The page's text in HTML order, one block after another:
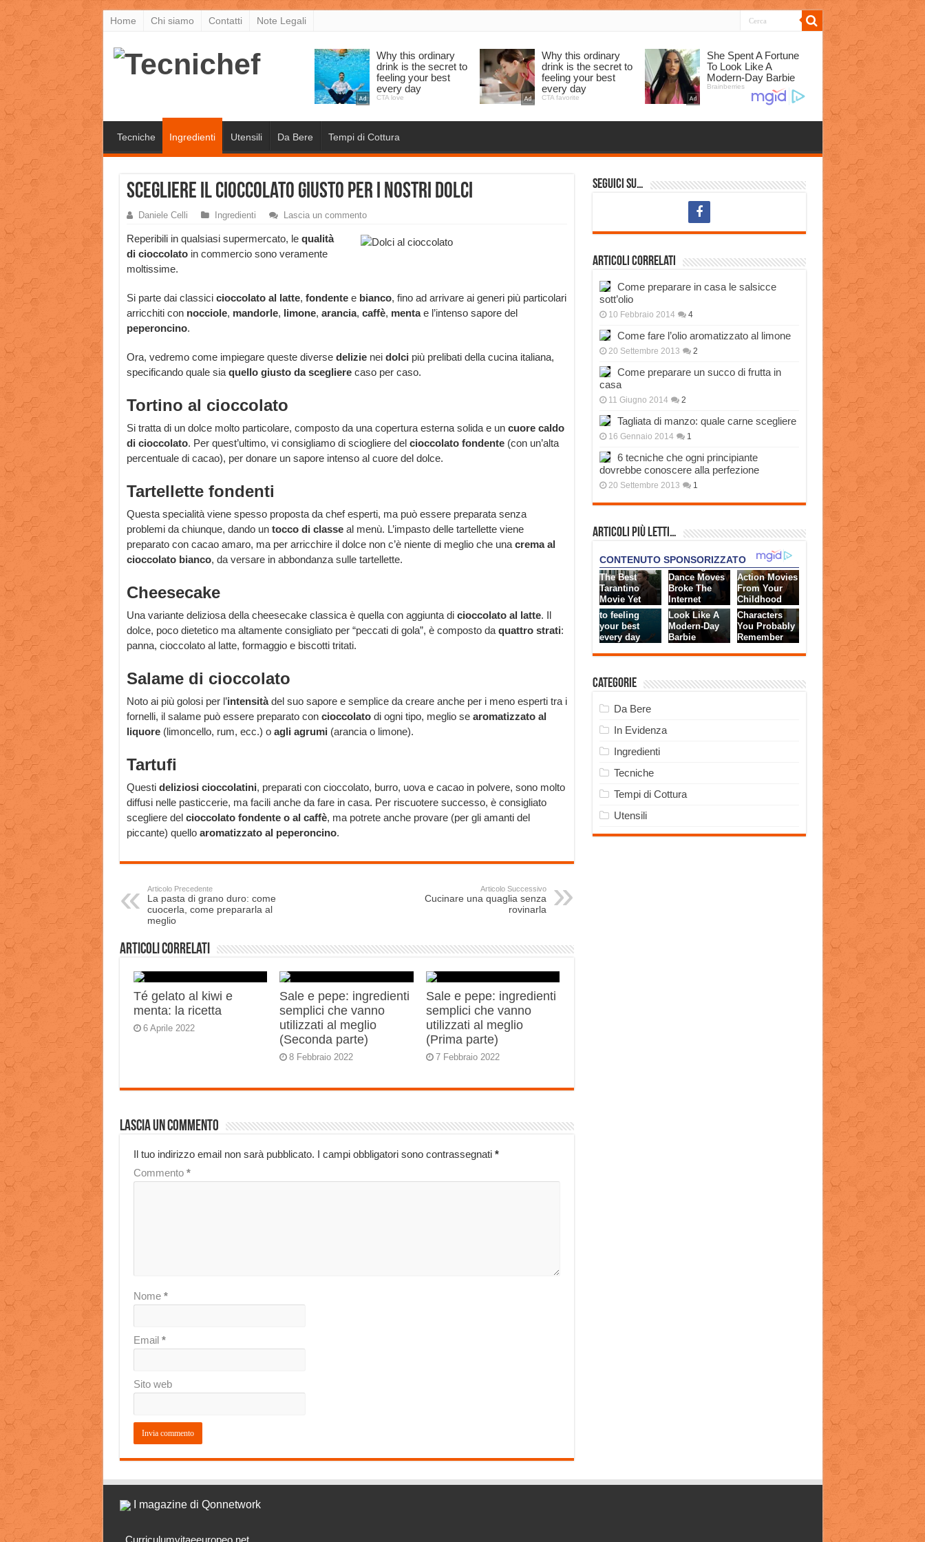
Home Chi siamo Contatti Note Legali
Tecniche Ingredienti Utensili Da Bere Tempi di Cottura
Scegliere il cioccolato giusto per i nostri dolci
Daniele Celli Ingredienti Lascia un commento
Reperibili in qualsiasi supermercato, le qualità
di cioccolatoin commercio sono veramente
moltissime.
Si parte dai classici cioccolato al latte, fondentee bianco, fino ad arrivare ai generi più particolari
arricchiti con nocciole, mandorle, limone, arancia, caffè, mentae l’intenso sapore del
peperoncino.
Ora, vedremo come impiegare queste diverse delizienei dolci più prelibati della cucina italiana,
specificando quale sia quello giusto da sceglierecaso per caso.
Tortino al cioccolato
Si tratta di un dolce molto particolare, composto da una copertura esterna solida e un cuore caldo
di cioccolato. Per quest’ultimo, vi consigliamo di sciogliere del cioccolato fondente(con un’alta
percentuale di cacao), per donare un sapore intenso al cuore del dolce.
Tartellette fondenti
Questa specialità viene spesso proposta da chef esperti, ma può essere preparata senza
problemi da chiunque, dando un tocco di classeal menù. L’impasto delle tartellette viene
preparato con cacao amaro, ma per arricchire il dolce non c’è niente di meglio che una crema al
cioccolato bianco, da versare in abbondanza sulle tartellette.
Cheesecake
Una variante deliziosa della cheesecake classica è quella con aggiunta dicioccolato al latte. Il
dolce, poco dietetico ma altamente consigliato per “peccati di gola”, è composto da quattro strati:
panna, cioccolato al latte, formaggio e biscotti tritati.
Salame di cioccolato
Noto ai più golosi per l’intensitàdel suo sapore e semplice da creare anche per i meno esperti tra i
fornelli, il salame può essere preparato con cioccolatodi ogni tipo, meglio se aromatizzato al
liquore(limoncello, rum, ecc.) o agli agrumi (arancia o limone).
Tartufi
Questideliziosi cioccolatini, preparati con cioccolato, burro, uova e cacao in polvere, sono molto
diffusi nelle pasticcerie, ma facili anche da fare in casa. Per riscuotere successo, è consigliato
scegliere del cioccolato fondente o al caffè, ma potrete anche provare (per gli amanti del
piccante) quello aromatizzato al peperoncino.
Articolo Precedente
La pasta di grano duro: come
cuocerla, come prepararla al
meglio
Articolo Successivo
Cucinare una quaglia senza
rovinarla
Articoli correlati
Té gelato al kiwi e
menta: la ricetta
6 Aprile 2022
Sale e pepe: ingredienti
semplici che vanno
utilizzati al meglio
(Seconda parte)
8 Febbraio 2022
Sale e pepe: ingredienti
semplici che vanno
utilizzati al meglio
(Prima parte)
7 Febbraio 2022
Lascia un commento
Il tuo indirizzo email non sarà pubblicato. I campi obbligatori sono contrassegnati *
Commento *
Nome *
Email *
Sito web
Seguici su…
Articoli correlati
Come preparare in casa le salsicce
sott’olio
10 Febbraio 2014 4
Come fare l’olio aromatizzato al limone
20 Settembre 2013 2
Come preparare un succo di frutta in
casa
11 Giugno 2014 2
Tagliata di manzo: quale carne scegliere
16 Gennaio 2014 1
6 tecniche che ogni principiante
dovrebbe conoscere alla perfezione
20 Settembre 2013 1
Articoli più Letti…
Categorie
Da Bere
In Evidenza
Ingredienti
Tecniche
Tempi di Cottura
Utensili
I magazine di Qonnetwork
Curriculumvitaeeuropeo.net